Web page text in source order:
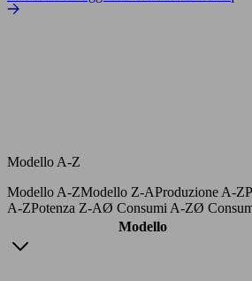
Modello A-Z
Modello A-ZModello Z-AProduzione A-Z
A-ZPotenza Z-AØ Consumi A-ZØ
Modello